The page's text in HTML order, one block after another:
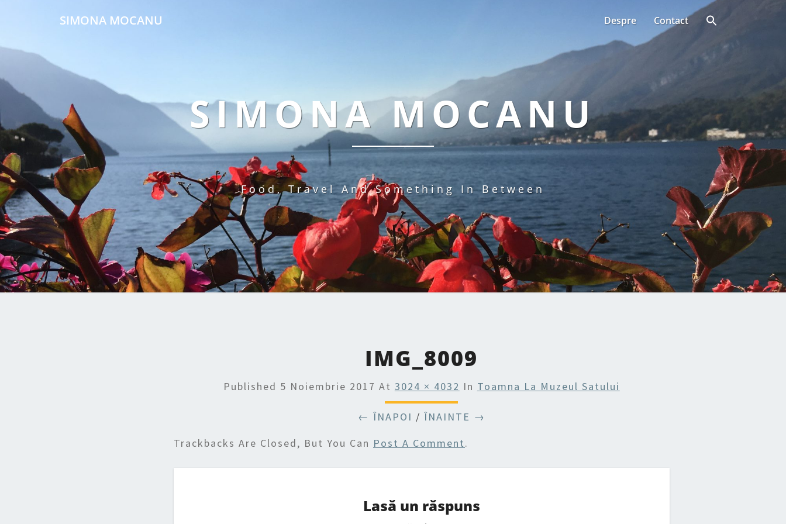
SIMONA MOCANU Despre Contact
SIMONA MOCANU
Food, Travel And Something In Between
IMG_8009
Published 5 Noiembrie 2017 At 3024 × 4032 In Toamna La Muzeul Satului
← ÎNAPOI / ÎNAINTE →
Trackbacks Are Closed, But You Can Post A Comment.
Lasă un răspuns